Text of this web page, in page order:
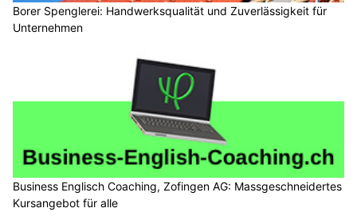
Borer Spenglerei: Handwerksqualität und Zuverlässigkeit für
Unternehmen
Business Englisch Coaching, Zofingen AG: Massgeschneidertes
Kursangebot für alle